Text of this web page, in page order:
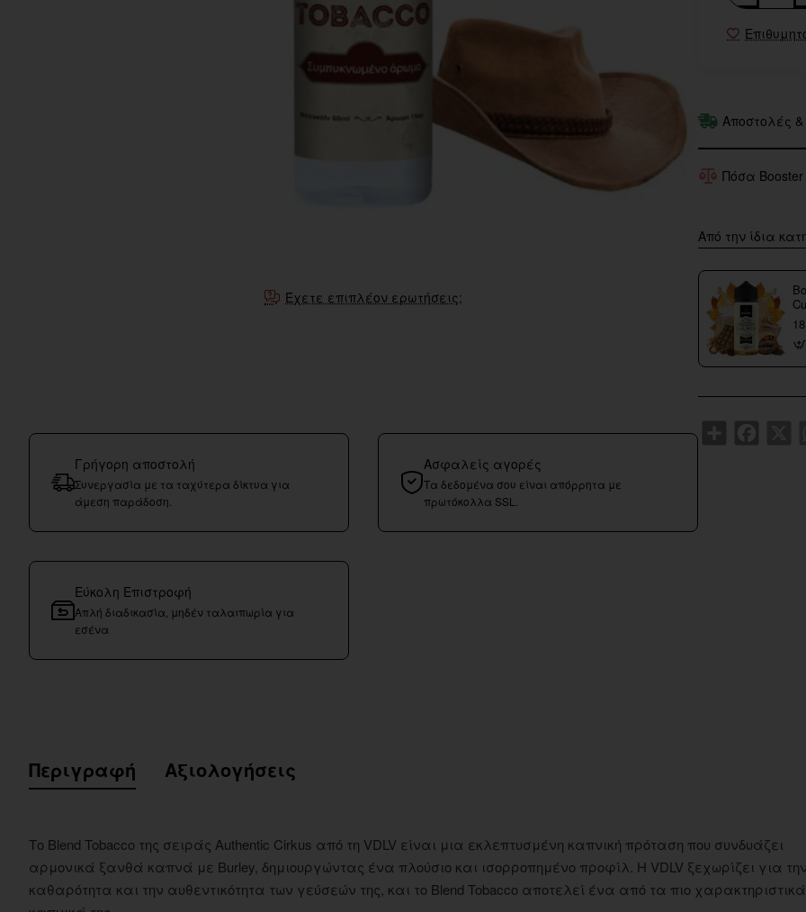
Έχετε επιπλέον ερωτήσεις;
Γρήγορη αποστολή
Συνεργασία με τα ταχύτερα δίκτυα για
άμεση παράδοση.
Ασφαλείς αγορές
Τα δεδομένα σου είναι απόρρητα με
πρωτόκολλα SSL.
Εύκολη Επιστροφή
Απλή διαδικασία, μηδέν ταλαιπωρία για
εσένα
Αποστολές
Πόσα
Από την ίδια
Περιγραφή Αξιολογήσεις
Το Blend Tobacco της σειράς Authentic Cirkus από τη VDLV είναι μια εκλεπτυσμένη καπνική πρόταση που συνδυάζει
αρμονικά ξανθά καπνά με Burley, δημιουργώντας ένα πλούσιο και ισορροπημένο προφίλ. Η VDLV ξεχωρίζει για
καθαρότητα και την αυθεντικότητα των γεύσεών της, και το Blend Tobacco αποτελεί ένα από τα πιο χαρακτηριστικά